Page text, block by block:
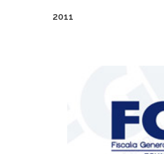
2011